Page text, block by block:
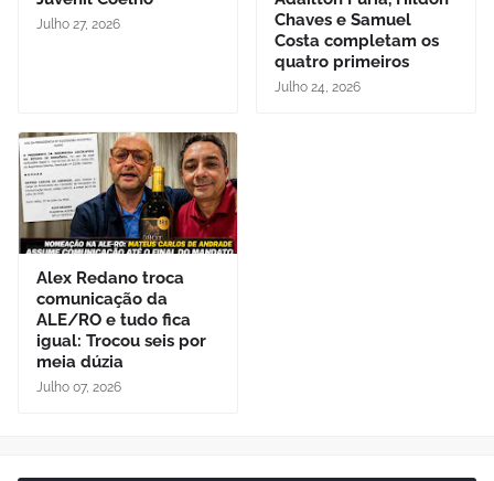
Julho 27, 2026
Chaves e Samuel
Costa completam os
quatro primeiros
Julho 24, 2026
Alex Redano troca
comunicação da
ALE/RO e tudo fica
igual: Trocou seis por
meia dúzia
Julho 07, 2026